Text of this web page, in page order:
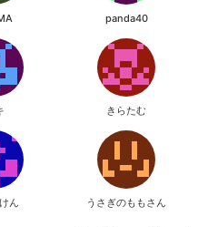
panda40
きらたむ
ん うさぎのももさん